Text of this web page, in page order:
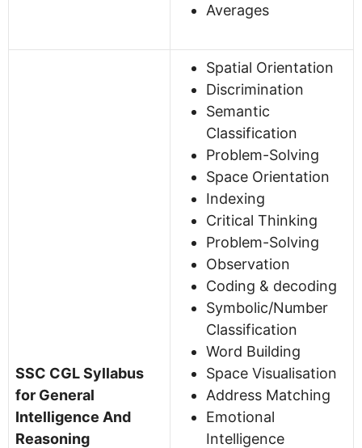
Averages
SSC CGL Syllabus
for General
Intelligence And
Reasoning
Spatial Orientation
Discrimination
Semantic
Classification
Problem-Solving
Space Orientation
Indexing
Critical Thinking
Problem-Solving
Observation
Coding & decoding
Symbolic/Number
Classification
Word Building
Space Visualisation
Address Matching
Emotional
Intelligence